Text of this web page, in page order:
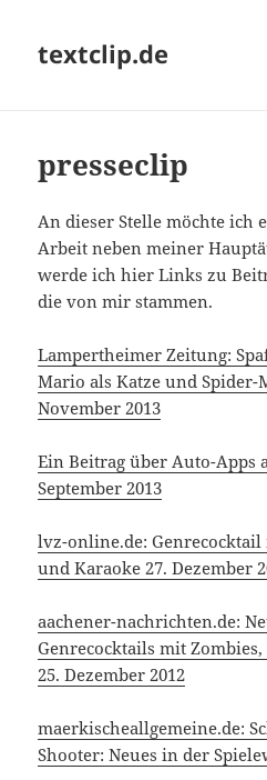
textclip.de
presseclip
An dieser Stelle möchte ich
Arbeit neben meiner
werde ich hier Links zu
die von mir stammen.
Lampertheimer Zeitung:
Mario als Katze und Spider-
November 2013
Ein Beitrag über Auto-Apps
September 2013
lvz-online.de:
und Karaoke 27. Dezember
aachener-nachrichten.de:
Genrecocktails mit
25. Dezember 2012
maerkischeallgemeine.de:
Shooter: Neues in der